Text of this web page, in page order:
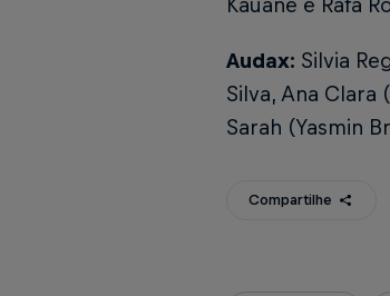
Kauane e Rafa
Audax: Silvia
Silva, Ana Clara
Sarah (Yasmin
Compartilhe